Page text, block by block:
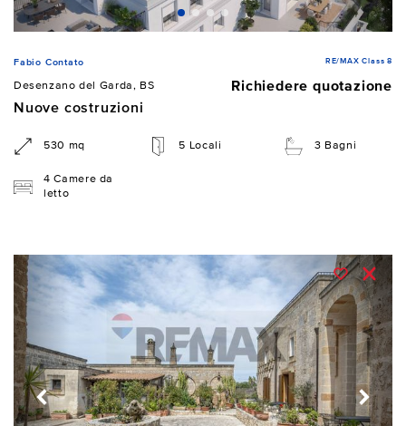
Fabio Contato RE/MAX Class 8
Desenzano del Garda, BS
Richiedere quotazione
Nuove costruzioni
530 mq 5 Locali 3 Bagni
4 Camere da
letto